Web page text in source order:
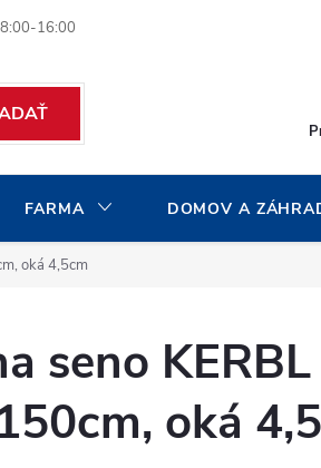
FARMA DOMOV A
oká 4,5cm
seno
oká